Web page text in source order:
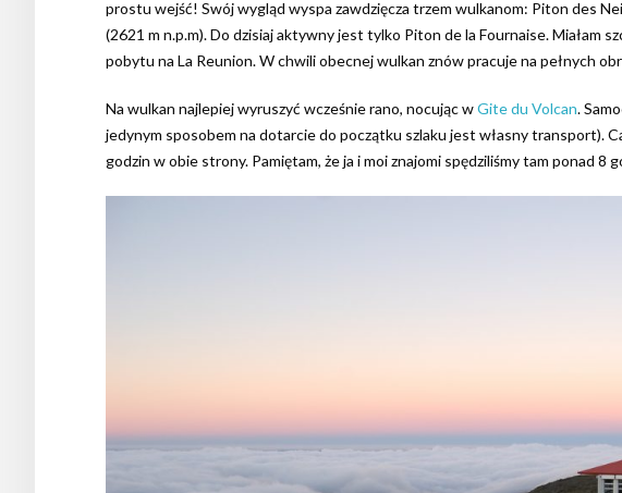
prostu wejść! Swój wygląd wyspa zawdzięcza trzem wulkanom: Piton des
(2621 m n.p.m). Do dzisiaj aktywny jest tylko Piton de la Fournaise. Miałam
pobytu na La Reunion. W chwili obecnej wulkan znów pracuje na pełnych
Na wulkan najlepiej wyruszyć wcześnie rano, nocując wGite du Volcan.
jedynym sposobem na dotarcie do początku szlaku jest własny transport).
godzin w obie strony. Pamiętam, że ja i moi znajomi spędziliśmy tam ponad 8